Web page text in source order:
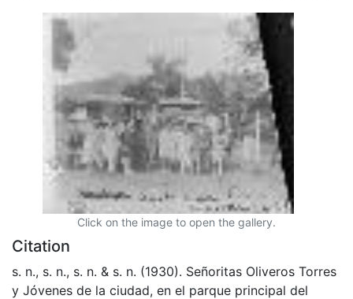
Click on the image to open the gallery.
Citation
s. n., s. n., s. n. & s. n. (1930). Señoritas Oliveros Torres
y Jóvenes de la ciudad, en el parque principal del